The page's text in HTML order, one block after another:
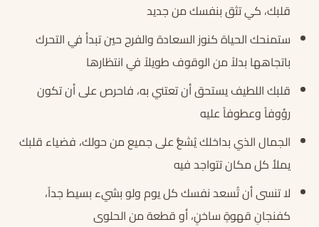
قلبك، كي تثق بنفسك من جديد
ستمنحك الحياة كنوز السعادة والفرح حين تبدأ في التحرك
باتجاهها بدلاً من الوقوف طويلاً في انتظارها
قلبك اللطيف يستحق أن تعتني به، فاحرص على أن تكون
رؤوفاً وعطوفاً عليه
الجمال الذي بداخلك يُشعُّ على جميع من حولك، فضياء قلبك
يملأ كل مكان تتواجد فيه
لا تنسى أن تُسعد نفسك كل يوم ولو بشيء بسيط جداً،
كفنجانِ قهوةٍ ساخنٍ، أو قطعة من الحلوى